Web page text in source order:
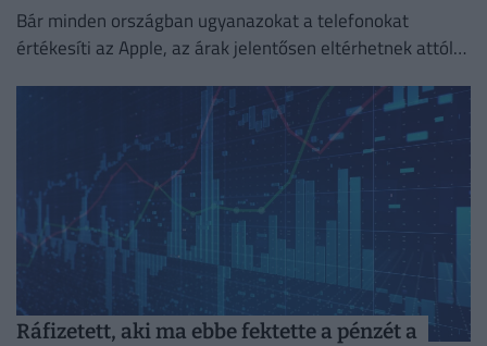
Bár minden országban ugyanazokat a telefonokat
értékesíti az Apple, az árak jelentősen eltérhetnek attól
Ráfizetett, aki ma ebbe fektette a pénzét a